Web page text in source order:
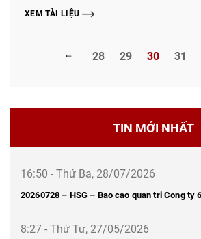
XEM TÀI LIỆU
28 29 30 31
TIN MỚI NHẤT
16:50 - Thứ Ba, 28/07/2026
20260728 – HSG – Bao cao quan tri Cong ty
8:27 - Thứ Tư, 27/05/2026